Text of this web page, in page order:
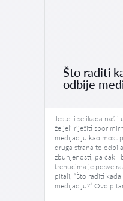
Što raditi
odbije
Jeste li se ikada našli
željeli riješiti spor
medijaciju kao most
druga strana to
zbunjenosti, pa čak i
trenucima je posve
pitali, “Što raditi
medijaciju?” Ovo